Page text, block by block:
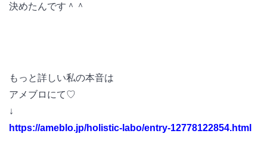
決めたんです＾＾
もっと詳しい私の本音は
アメブロにて♡
↓
https://ameblo.jp/holistic-labo/entry-12778122854.html